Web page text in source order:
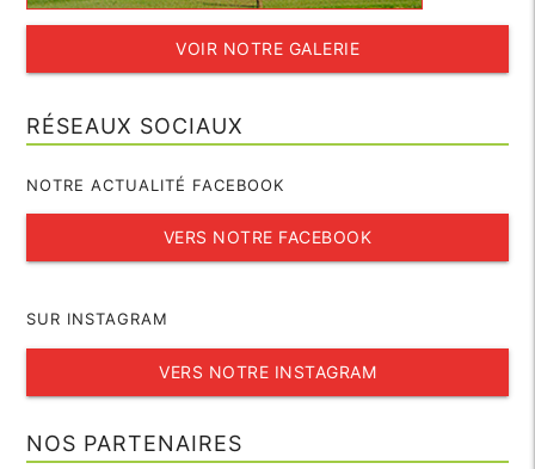
VOIR NOTRE GALERIE
RÉSEAUX SOCIAUX
NOTRE ACTUALITÉ FACEBOOK
VERS NOTRE FACEBOOK
SUR INSTAGRAM
VERS NOTRE INSTAGRAM
NOS PARTENAIRES